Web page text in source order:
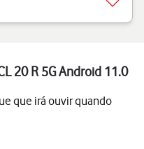
20 R 5G Android 11.0
que irá ouvir quando